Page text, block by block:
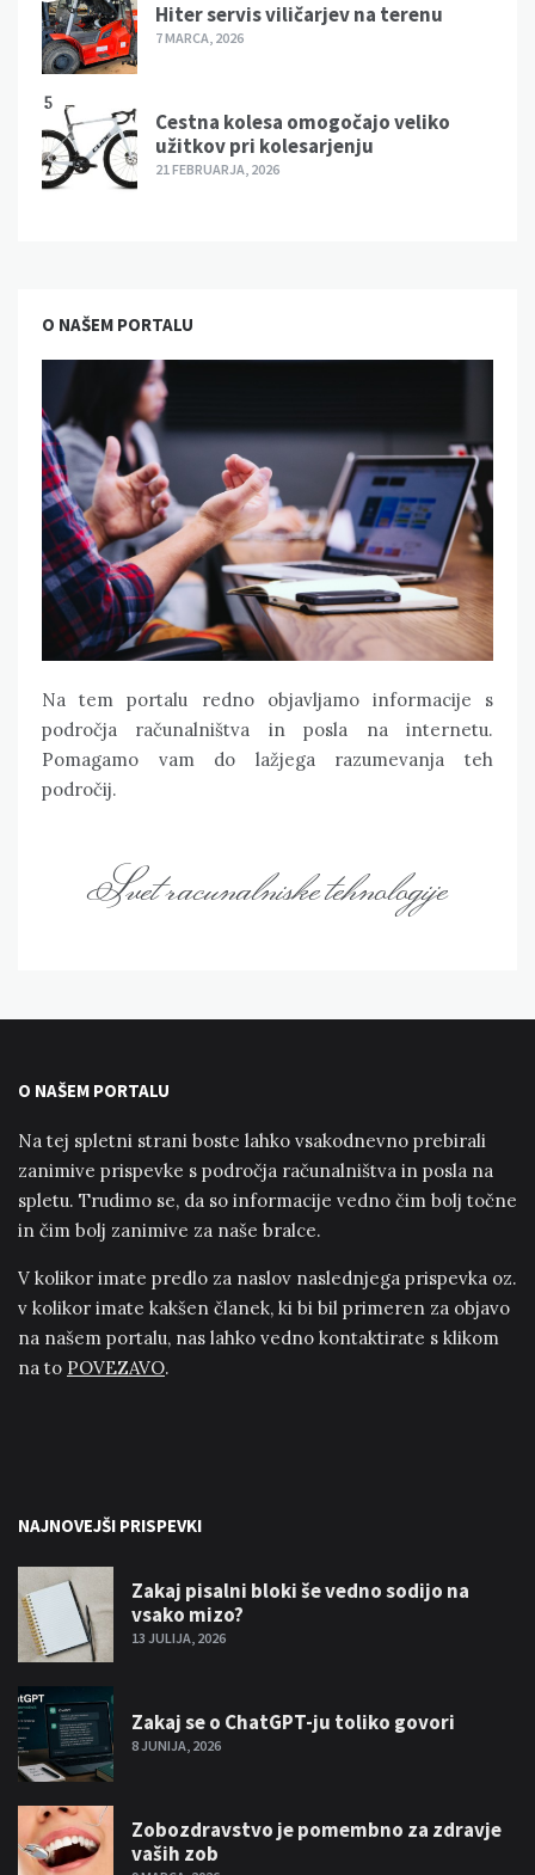
Hiter servis viličarjev na terenu
7 MARCA, 2026
5
Cestna kolesa omogočajo veliko
užitkov pri kolesarjenju
21 FEBRUARJA, 2026
O NAŠEM PORTALU
Na tem portalu redno objavljamo informacije s
področja računalništva in posla na internetu.
Pomagamo vam do lažjega razumevanja teh
področij.
Svet racunalniske tehnologije
O NAŠEM PORTALU
Na tej spletni strani boste lahko vsakodnevno prebirali
zanimive prispevke s področja računalništva in posla na
spletu. Trudimo se, da so informacije vedno čim bolj točne
in čim bolj zanimive za naše bralce.
V kolikor imate predlo za naslov naslednjega prispevka oz.
v kolikor imate kakšen članek, ki bi bil primeren za objavo
na našem portalu, nas lahko vedno kontaktirate s klikom
na to POVEZAVO.
NAJNOVEJŠI PRISPEVKI
Zakaj pisalni bloki še vedno sodijo na
vsako mizo?
13 JULIJA, 2026
Zakaj se o ChatGPT-ju toliko govori
8 JUNIJA, 2026
Zobozdravstvo je pomembno za zdravje
vaših zob